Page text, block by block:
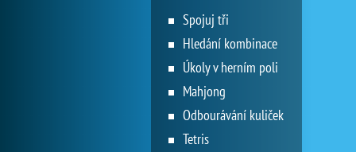
Spojuj tři
Hledání kombinace
Úkoly v herním poli
Mahjong
Odbourávání kuliček
Tetris